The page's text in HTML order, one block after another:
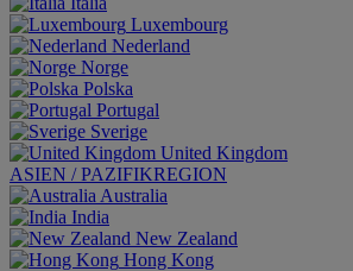
Luxembourg
Nederland
Norge
Polska
Portugal
Sverige
United Kingdom
ASIEN / PAZIFIKREGION
Australia
India
New Zealand
Hong Kong